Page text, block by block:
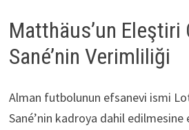
Matthäus’un Eleştiri
Sané’nin Verimliliği
Alman futbolunun efsanevi ismi
Sané’nin kadroya dahil